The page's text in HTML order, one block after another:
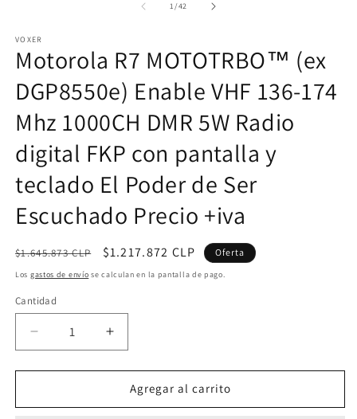
1/de
42
VOXER
Motorola R7 MOTOTRBO™ (ex
DGP8550e) Enable VHF 136-174
Mhz 1000CH DMR 5W Radio
digital FKP con pantalla y
teclado El Poder de Ser
Escuchado Precio +iva
Precio
habitual
$1.645.873 CLP
Precio
de
$1.217.872 CLP Oferta
Los gastos de envío se calculan en la pantalla de pago.
Cantidad
Cantidad
Reducir
cantidad
para
R7
Aumentar
cantidad
para
Motorola
R7
Agregar al carrito